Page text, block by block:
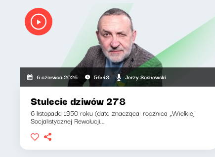
6 czerwca 2026 56:43 Jerzy Sosnowski
Stulecie dziwów 278
6 listopada 1950 roku (data znacząca: rocznica „Wielkiej
Socjalistycznej Rewolucji...